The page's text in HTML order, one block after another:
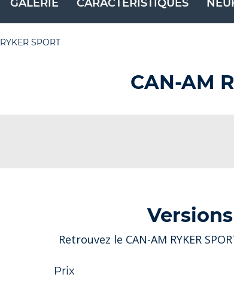
GALERIE CARACTÉRISTIQUES
RYKER SPORT
CAN-AM
Versions
Retrouvez le CAN-AM RYKER
Prix